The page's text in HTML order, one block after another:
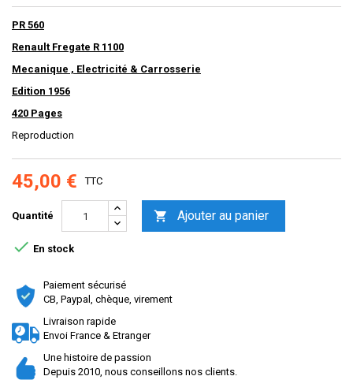
PR 560
Renault Fregate R 1100
Mecanique , Electricité & Carrosserie
Edition 1956
420 Pages
Reproduction
45,00 € TTC
Quantité  Ajouter au panier
 En stock
Paiement sécurisé
CB, Paypal, chèque, virement
Livraison rapide
Envoi France & Etranger
Une histoire de passion
Depuis 2010, nous conseillons nos clients.